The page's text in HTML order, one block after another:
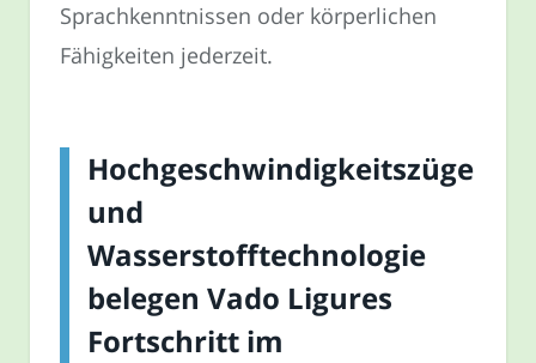
Sprachkenntnissen oder körperlichen
Fähigkeiten jederzeit.
Hochgeschwindigkeitszüge
und
Wasserstofftechnologie
belegen Vado Ligures
Fortschritt im